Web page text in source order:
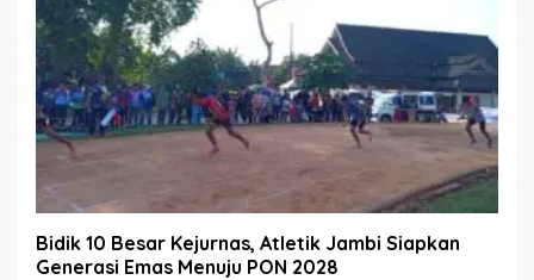
Bidik 10 Besar Kejurnas, Atletik Jambi Siapkan
Generasi Emas Menuju PON 2028